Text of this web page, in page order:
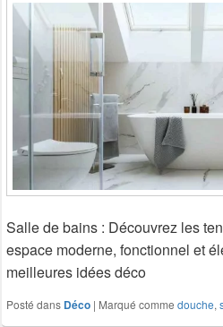
Salle de bains : Découvrez les
espace moderne, fonctionnel et
meilleures idées déco
Posté dans Déco | Marqué comme douche,